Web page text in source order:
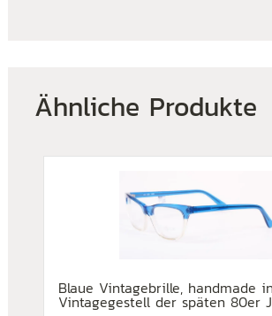
Ähnliche Produkte
Blaue Vintagebrille, handmade
Vintagegestell der späten 80er